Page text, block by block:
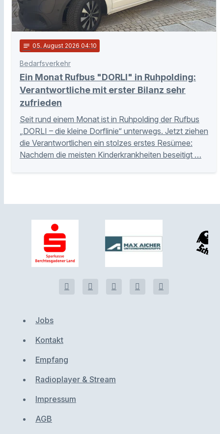
notes 05. August 2026 04:10
Bedarfsverkehr
Ein Monat Rufbus "DORLI" in Ruhpolding:
Verantwortliche mit erster Bilanz sehr
zufrieden
Seit rund einem Monat ist in Ruhpolding der Rufbus
„DORLI – die kleine Dorflinie“ unterwegs. Jetzt ziehen
die Verantwortlichen ein stolzes erstes Resümee:
Nachdem die meisten Kinderkrankheiten beseitigt …
Jobs
Kontakt
Empfang
Radioplayer & Stream
Impressum
AGB